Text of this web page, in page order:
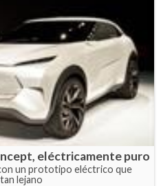
eléctricamente puro
un prototipo eléctrico que
lejano